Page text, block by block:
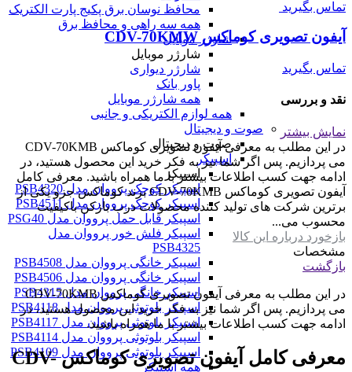
محافظ نوسان برق پکیج پارت الکتریک
همه سه راهی و محافظ برق
شارژر موبایل
شارژر موبایل
شارژر دیواری
پاور بانک
همه شارژر موبایل
همه لوازم الکتریکی و جانبی
صوت و دیجیتال
صوت و دیجیتال
اسپیکر
اسپیکر
اسپیکر کوچک پرووان مدل PSB4320
اسپیکر کوچک پرووان مدل PSB4511
اسپیکر قابل حمل پرووان مدل PSG40
اسپیکر فلش خور پرووان مدل
PSB4325
اسپیکر خانگی پرووان مدل PSB4508
اسپیکر خانگی پرووان مدل PSB4506
اسپیکر خانگی پرووان مدل PSB4315
اسپیکر بلوتوثی پرووان مدل PSB4118
اسپیکر بلوتوثی پرووان مدل PSB4117
اسپیکر بلوتوثی پرووان مدل PSB4114
اسپیکر بلوتوثی پرووان مدل PSB4109
همه اسپیکر
تماس بگیرید
آیفون تصویری کوماکس CDV-70KMW
تماس بگیرید
نقد و بررسی
نمایش بیشتر
در این مطلب به معرفی آیفون تصویری کوماکس CDV-70KMB
می پردازیم. پس اگر شما نیز به فکر خرید این محصول هستید، در
ادامه جهت کسب اطلاعات بیشتر با ما همراه باشید. معرفی کامل
آیفون تصویری کوماکس CDV-70KMB برند کوماکس جزو یکی از
برترین شرکت های تولید کننده محصولات درب بازکن باکیفیت
محسوب می...
بازخورد درباره این کالا
مشخصات
بازگشت
در این مطلب به معرفی آیفون تصویری کوماکس CDV-70KMB
می پردازیم. پس اگر شما نیز به فکر خرید این محصول هستید، در
ادامه جهت کسب اطلاعات بیشتر با ما همراه باشید.
معرفی کامل آیفون تصویری کوماکسCDV-